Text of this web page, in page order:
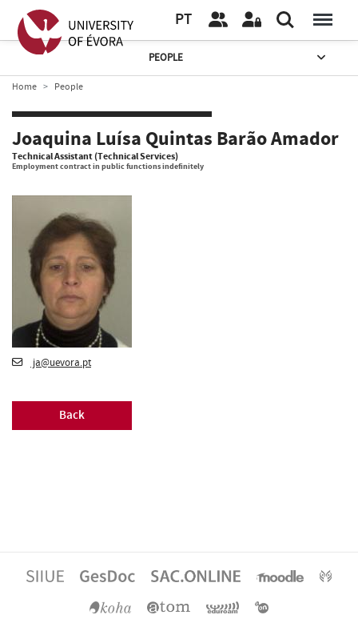
PT
PEOPLE
Home People
Joaquina Luísa Quintas Barão Amador
Technical Assistant (Technical Services)
Employment contract in public functions indefinitely
ja@uevora.pt
Back